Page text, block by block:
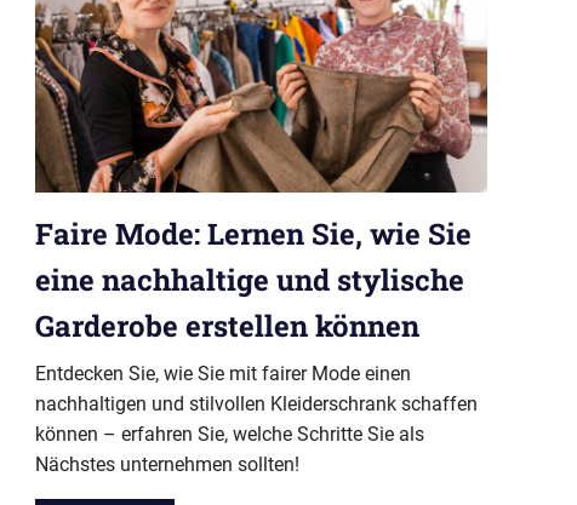
Faire Mode: Lernen Sie, wie Sie
eine nachhaltige und stylische
Garderobe erstellen können
Entdecken Sie, wie Sie mit fairer Mode einen
nachhaltigen und stilvollen Kleiderschrank schaffen
können – erfahren Sie, welche Schritte Sie als
Nächstes unternehmen sollten!